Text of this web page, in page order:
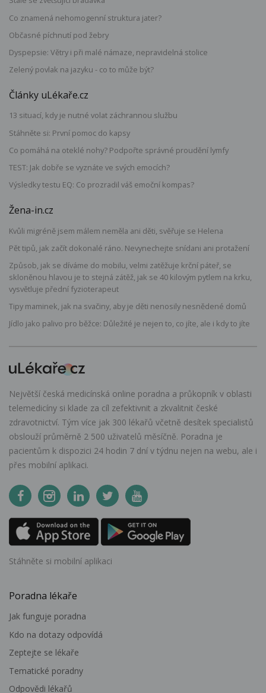
Co znamená nehomogenní struktura jater?
Občasné píchnutí pod žebry
Dyspepsie: Větry i při malé námaze, nepravidelná stolice
Zelený povlak na jazyku - co to může být?
Články uLékaře.cz
13 situací, kdy je nutné volat záchrannou službu
Stáhněte si: První pomoc do kapsy
Co pomáhá na oteklé nohy? Podpořte správné proudění lymfy
TEST: Jak dobře se vyznáte ve svých emocích?
Výsledky testu EQ: Co prozradil váš emoční kompas?
Žena-in.cz
Kvůli migréně jsem málem neměla ani děti, svěřuje se Helena
Pět tipů, jak začít dokonalé ráno. Nevynechejte snídani ani protažení
Způsob, jak se díváme do mobilu, velmi zatěžuje krční páteř, se
skloněnou hlavou je to stejná zátěž, jak se 40 kilovým pytlem na krku,
vysvětluje přední fyzioterapeut
Tipy maminek, jak na svačiny, aby je děti nenosily nesnědené domů
Jídlo jako palivo pro běžce: Důležité je nejen to, co jíte, ale i kdy to jíte
Největší česká medicínská online poradna a průkopník v oblasti
telemedicíny si klade za cíl zefektivnit a zkvalitnit české
zdravotnictví. Tým více jak 300 lékařů včetně desítek specialistů
obslouží průměrně 2 500 uživatelů měsíčně. Poradna je
pacientům k dispozici 24 hodin 7 dní v týdnu nejen na webu, ale i
přes mobilní aplikaci.
Stáhněte si mobilní aplikaci
Poradna lékaře
Jak funguje poradna
Kdo na dotazy odpovídá
Zeptejte se lékaře
Tematické poradny
Odpovědi lékařů